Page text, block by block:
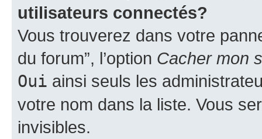
utilisateurs connectés?
Vous trouverez dans votre
du forum”, l’option Cacher mon
Oui ainsi seuls les
votre nom dans la liste. Vous
invisibles.